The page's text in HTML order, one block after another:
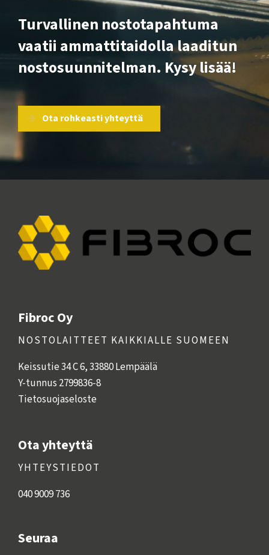
Turvallinen nostotapahtuma
vaatii ammattitaidolla laaditun
nostosuunnitelman. Kysy lisää!
Ota rohkeasti yhteyttä
Fibroc Oy
NOSTOLAITTEET KAIKKIALLE SUOMEEN
Keissutie 34 C 6, 33880 Lempäälä
Y-tunnus 2799836-8
Tietosuojaseloste
Ota yhteyttä
YHTEYSTIEDOT
040 9009 736
Seuraa